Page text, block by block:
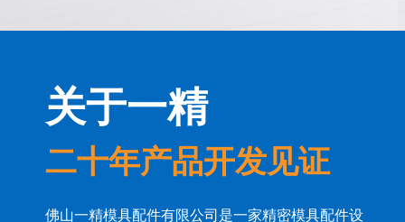
关于一精
二十年产品开发见证
佛山一精模具配件有限公司是一家精密模具配件设